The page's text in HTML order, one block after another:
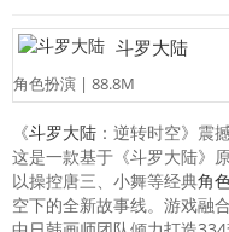
斗罗大陆
角色扮演 | 88.8M
《斗罗大陆 ：逆转时空》震
这是一款基于《斗罗大陆》
以操控唐三、小舞等经典角
空下的全新故事线。游戏融